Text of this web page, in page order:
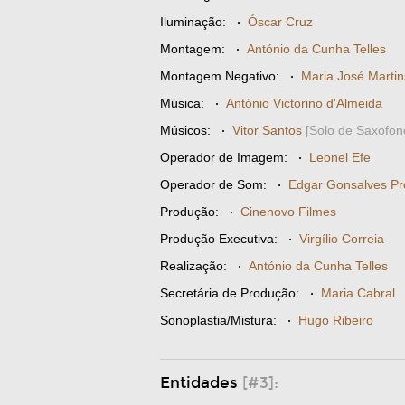
Iluminação: · Óscar Cruz
Montagem: · António da Cunha Telles
Montagem Negativo: · Maria José
Música: · António Victorino d'Almeida
Músicos: · Vitor Santos [Solo de
Operador de Imagem: · Leonel Efe
Operador de Som: · Edgar Gonsalves
Produção: · Cinenovo Filmes
Produção Executiva: · Virgílio Correia
Realização: · António da Cunha Telles
Secretária de Produção: · Maria Cabral
Sonoplastia/Mistura: · Hugo Ribeiro
Entidades [#3]: